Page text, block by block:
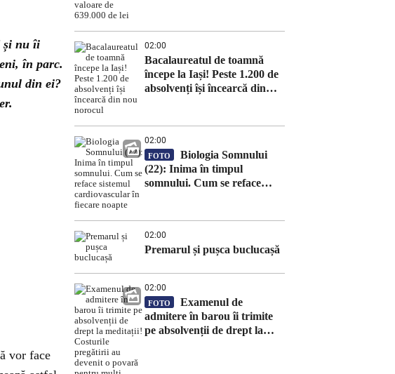
și nu îi
în parc.
din ei?
vor face
02:00
Bacalaureatul de toamnă
începe la Iași! Peste 1.200 de
absolvenți își încearcă din
02:00
FOTO
Biologia Somnului
(22): Inima în timpul
somnului. Cum se reface
02:00
Premarul și pușca buclucașă
02:00
FOTO
Examenul de
admitere în barou îi trimite
pe absolvenții de drept la